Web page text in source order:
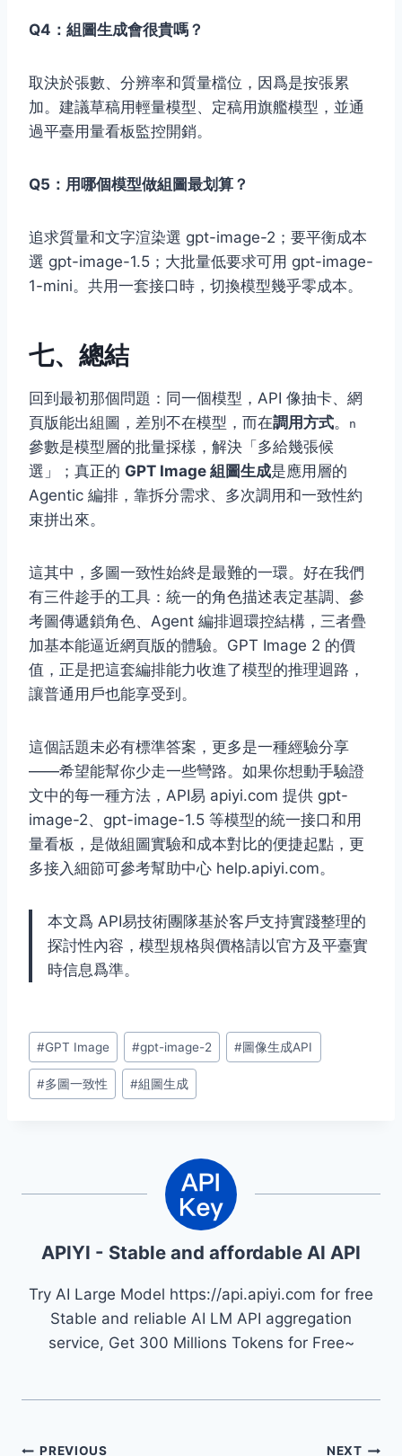
Q4：組圖生成會很貴嗎？
取決於張數、分辨率和質量檔位，因爲是按張累
加。建議草稿用輕量模型、定稿用旗艦模型，並通
過平臺用量看板監控開銷。
Q5：用哪個模型做組圖最划算？
追求質量和文字渲染選 gpt-image-2；要平衡成本
選 gpt-image-1.5；大批量低要求可用 gpt-image-
1-mini。共用一套接口時，切換模型幾乎零成本。
七、總結
回到最初那個問題：同一個模型，API 像抽卡、網
頁版能出組圖，差別不在模型，而在調用方式。 n
參數是模型層的批量採樣，解決「多給幾張候
選」；真正的 GPT Image 組圖生成是應用層的
Agentic 編排，靠拆分需求、多次調用和一致性約
束拼出來。
這其中，多圖一致性始終是最難的一環。好在我們
有三件趁手的工具：統一的角色描述表定基調、參
考圖傳遞鎖角色、Agent 編排迴環控結構，三者疊
加基本能逼近網頁版的體驗。GPT Image 2 的價
值，正是把這套編排能力收進了模型的推理迴路，
讓普通用戶也能享受到。
這個話題未必有標準答案，更多是一種經驗分享
——希望能幫你少走一些彎路。如果你想動手驗證
文中的每一種方法，API易 apiyi.com 提供 gpt-
image-2、gpt-image-1.5 等模型的統一接口和用
量看板，是做組圖實驗和成本對比的便捷起點，更
多接入細節可參考幫助中心 help.apiyi.com。
本文爲 API易技術團隊基於客戶支持實踐整理的
探討性內容，模型規格與價格請以官方及平臺實
時信息爲準。
Post
Tags:
#GPT Image #gpt-image-2 #圖像生成API
#多圖一致性 #組圖生成
APIYI - Stable and affordable AI API
Try AI Large Model https://api.apiyi.com for free
Stable and reliable AI LM API aggregation
service, Get 300 Millions Tokens for Free~
PREVIOUS NEXT